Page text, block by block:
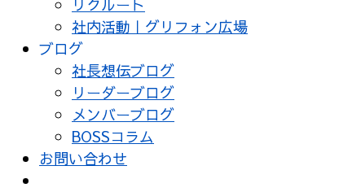
リクルート
社内活動｜グリフォン広場
ブログ
社長想伝ブログ
リーダーブログ
メンバーブログ
BOSSコラム
お問い合わせ